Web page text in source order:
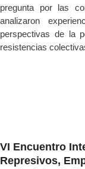
pregunta por las
analizaron
perspectivas de la
resistencias
VI Encuentro
Represivos,